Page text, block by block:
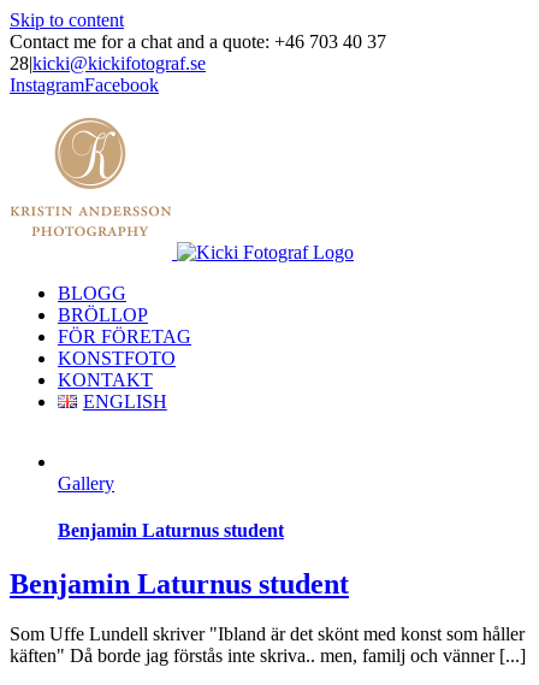
Skip to content
Contact me for a chat and a quote: +46 703 40 37
28|kicki@kickifotograf.se
InstagramFacebook
BLOGG
BRÖLLOP
FÖR FÖRETAG
KONSTFOTO
KONTAKT
ENGLISH
Gallery
Benjamin Laturnus student
Benjamin Laturnus student
Som Uffe Lundell skriver "Ibland är det skönt med konst som håller
käften" Då borde jag förstås inte skriva.. men, familj och vänner [...]